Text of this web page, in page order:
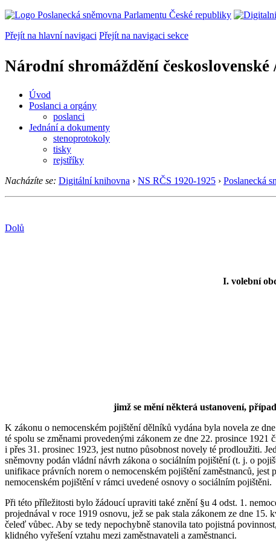
Přejít na hlavní navigaci Přejít na navigaci sekce
Národní shromáždění československé
Úvod
Poslanci a orgány
poslanci
Jednání a dokumenty
stenoprotokoly
tisky
rejstříky
Nacházíte se: Digitální knihovna › NS RČS 1920-1925 › Poslanecká
Dolů
I. volební
jimž se mění některá ustanovení,
K zákonu o nemocenském pojištění dělníků vydána byla novela ze
té spolu se změnami provedenými zákonem ze dne 22. prosince
i přes 31. prosinec 1923, jest nutno působnost novely té prodloužiti.
sněmovny podán vládní návrh zákona o sociálním pojištění (t. j. o
unifikace právních norem o nemocenském pojištění zaměstnanců,
nemocenském pojištění v rámci uvedené osnovy o sociálním pojištěni.
Při této příležitosti bylo žádoucí upraviti také znění §u 4 odst. 1.
projednával v roce 1919 osnovu, jež se pak stala zákonem ze dne
čeleď vůbec. Aby se tedy nepochybně stanovila tato pojistná
klidného vyřešení vztahu mezi zaměstnavateli a zaměstnanci.